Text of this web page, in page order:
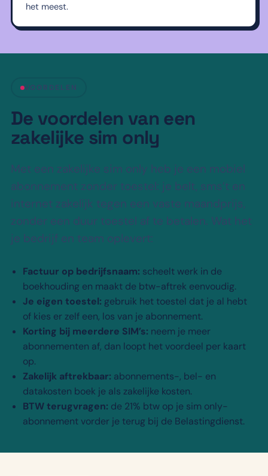
het meest.
VOORDELEN
De voordelen van een
zakelijke sim only
Met een zakelijke sim only heb je een mobiel
abonnement zonder toestel: je belt, sms’t en
internet zakelijk tegen een vaste maandprijs,
zonder een duur toestel af te betalen. Wat het
je bedrijf en team oplevert:
Factuur op bedrijfsnaam: scheelt werk in de
boekhouding en maakt de btw-aftrek eenvoudig.
Je eigen toestel: gebruik het toestel dat je al hebt
of kies er zelf een, los van je abonnement.
Korting bij meerdere SIM’s: neem je meer
abonnementen af, dan loopt het voordeel per kaart
op.
Zakelijk aftrekbaar: abonnements-, bel- en
datakosten boek je als zakelijke kosten.
BTW terugvragen: de 21% btw op je sim only-
abonnement vorder je terug bij de Belastingdienst.